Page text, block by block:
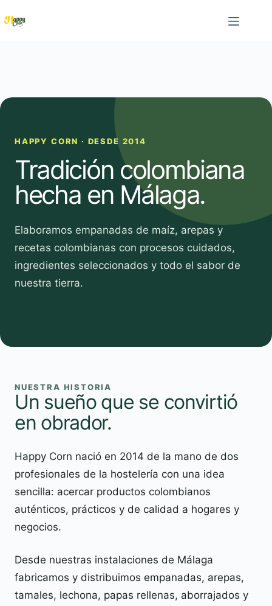
al
contenido
HAPPY CORN · DESDE 2014
Tradición colombiana
hecha en Málaga.
Elaboramos empanadas de maíz, arepas y
recetas colombianas con procesos cuidados,
ingredientes seleccionados y todo el sabor de
nuestra tierra.
NUESTRA HISTORIA
Un sueño que se convirtió
en obrador.
Happy Corn nació en 2014 de la mano de dos
profesionales de la hostelería con una idea
sencilla: acercar productos colombianos
auténticos, prácticos y de calidad a hogares y
negocios.
Desde nuestras instalaciones de Málaga
fabricamos y distribuimos empanadas, arepas,
tamales, lechona, papas rellenas, aborrajados y